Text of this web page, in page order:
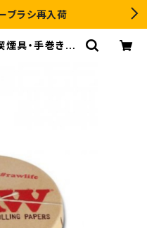
ブラシ再入荷
具・手巻きた